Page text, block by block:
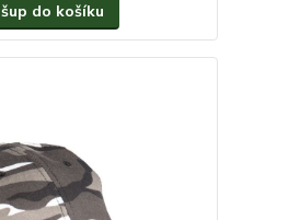
šup do košíku